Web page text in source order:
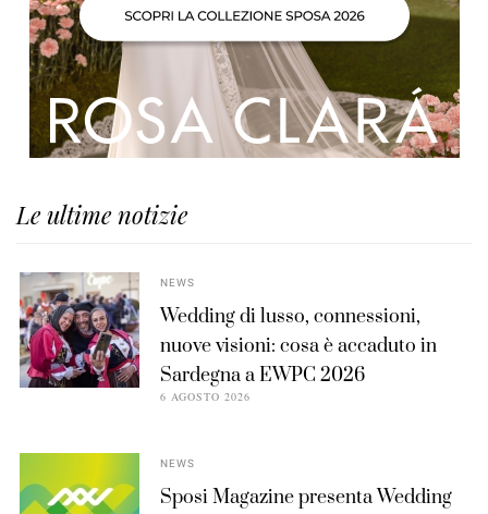
Le ultime notizie
NEWS
Wedding di lusso, connessioni,
nuove visioni: cosa è accaduto in
Sardegna a EWPC 2026
6 AGOSTO 2026
NEWS
Sposi Magazine presenta Wedding